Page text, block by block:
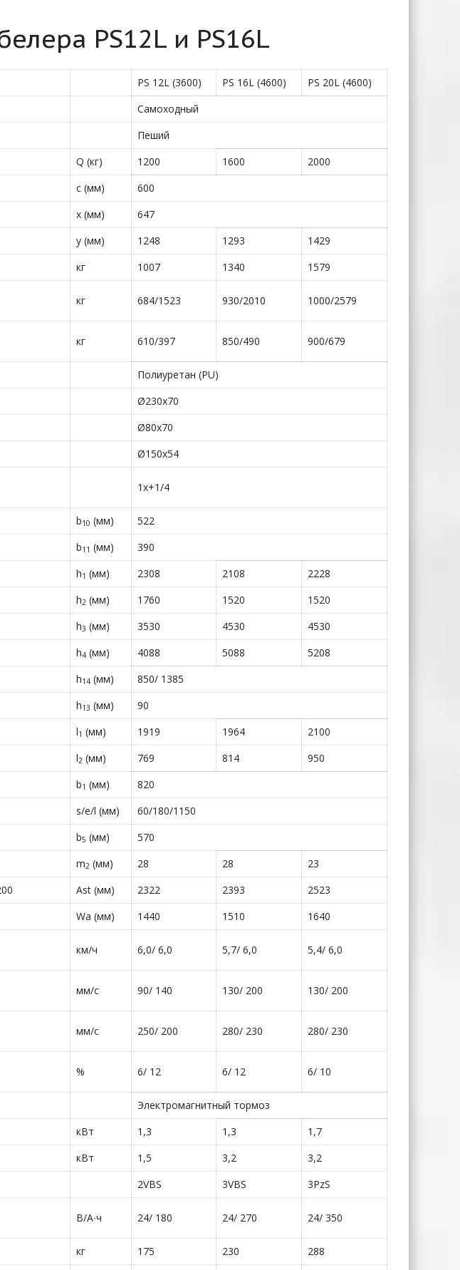
PS12L и PS16L
PS 12L (3600) PS 16L (4600)
PS 20L (4600)
Самоходный
Пеший
Q (кг) 1200 1600
2000
c (мм)
600
x (мм)
647
y (мм) 1248 1293 1429
кг 1007 1340 1579
кг 684/1523 930/2010 1000/2579
кг 610/397 850/490 900/679
Полиуретан (PU)
Ø230х70
Ø80х70
Ø150х54
1х+1/4
b10 (мм)
522
b11 (мм) 390
h1 (мм) 2308 2108
2228
h2 (мм) 1760 1520
1520
h3 (мм) 3530 4530
4530
h4 (мм) 4088 5088
5208
h14 (мм)
850/ 1385
h13 (мм)
90
l1 (мм) 1919 1964
2100
l2 (мм) 769 814
950
b1 (мм)
820
s/e/l (мм)
60/180/1150
b5 (мм)
570
m2 (мм) 28 28
23
Ast (мм) 2322 2393
2523
Wa (мм) 1440 1510 1640
км/ч 6,0/ 6,0 5,7/ 6,0 5,4/ 6,0
мм/с 90/ 140 130/ 200 130/ 200
мм/с 250/ 200 280/ 230 280/ 230
% 6/ 12 6/ 12 6/ 10
Электромагнитный тормоз
кВт 1,3 1,3
1,7
кВт 1,5 3,2
3,2
2VBS 3VBS 3PzS
В/А∙ч 24/ 180 24/ 270 24/ 350
кг 175 230 288